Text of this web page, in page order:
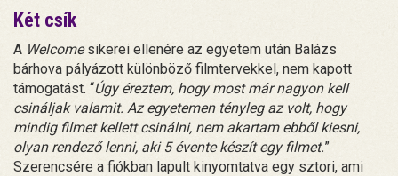
Két csík
A Welcomesikerei ellenére az egyetem után Balázs
bárhova pályázott különböző filmtervekkel, nem kapott
támogatást. “Úgy éreztem, hogy most már nagyon kell
csináljak valamit. Az egyetemen tényleg az volt, hogy
mindig filmet kellett csinálni, nem akartam ebből kiesni,
olyan rendező lenni, aki 5 évente készít egy filmet.”
Szerencsére a fiókban lapult kinyomtatva egy sztori, ami